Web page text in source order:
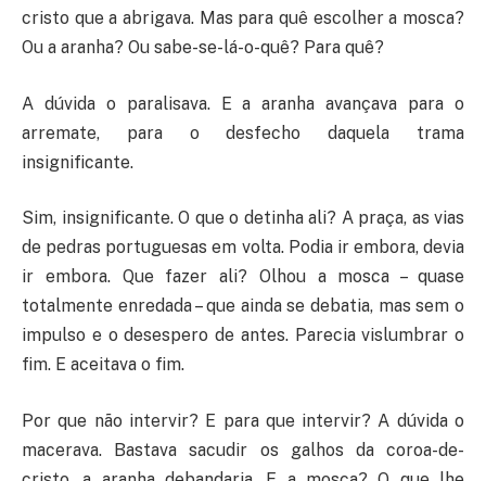
cristo que a abrigava. Mas para quê escolher a mosca?
Ou a aranha? Ou sabe-se-lá-o-quê? Para quê?
A dúvida o paralisava. E a aranha avançava para o
arremate, para o desfecho daquela trama
insignificante.
Sim, insignificante. O que o detinha ali? A praça, as vias
de pedras portuguesas em volta. Podia ir embora, devia
ir embora. Que fazer ali? Olhou a mosca – quase
totalmente enredada – que ainda se debatia, mas sem o
impulso e o desespero de antes. Parecia vislumbrar o
fim. E aceitava o fim.
Por que não intervir? E para que intervir? A dúvida o
macerava. Bastava sacudir os galhos da coroa-de-